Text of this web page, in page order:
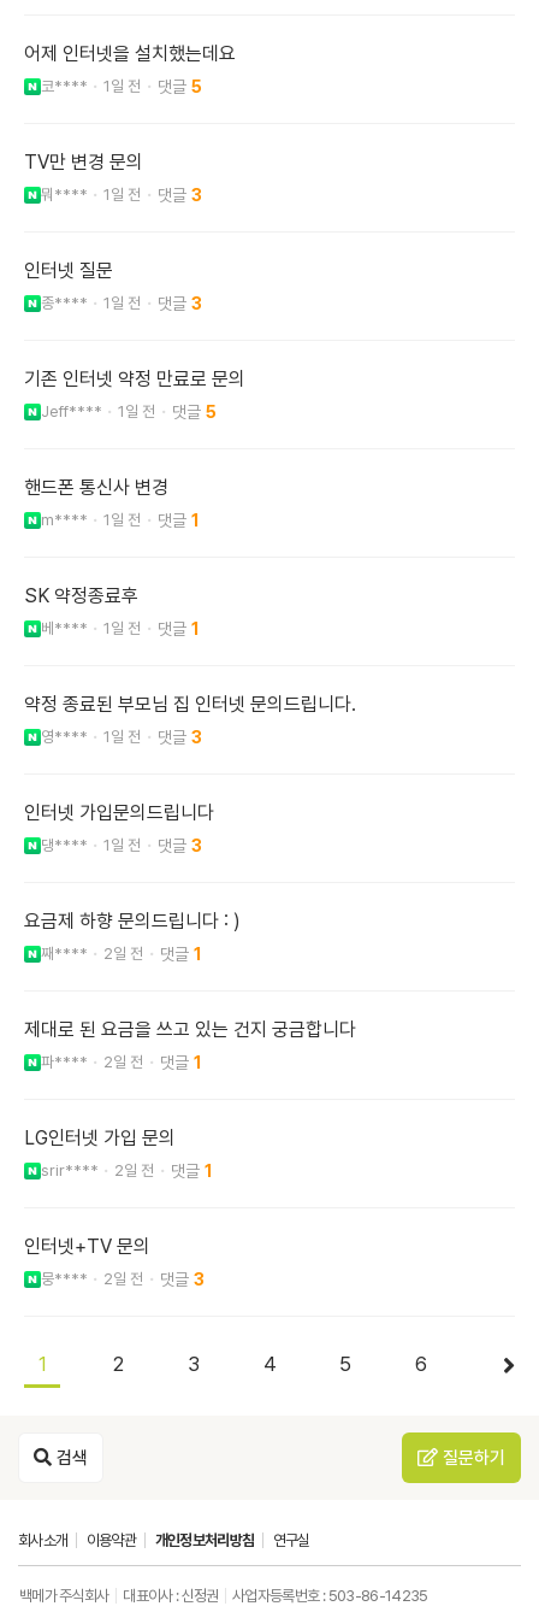
어제 인터넷을 설치했는데요
코**** 1일 전 5
TV만 변경 문의
뭐**** 1일 전 3
인터넷 질문
종**** 1일 전 3
기존 인터넷 약정 만료로 문의
Jeff**** 1일 전 5
핸드폰 통신사 변경
m**** 1일 전 1
SK 약정종료후
베**** 1일 전 1
약정 종료된 부모님 집 인터넷 문의드립니다.
영**** 1일 전 3
인터넷 가입문의드립니다
댕**** 1일 전 3
요금제 하향 문의드립니다 : )
째**** 2일 전 1
제대로 된 요금을 쓰고 있는 건지 궁금합니다
파**** 2일 전 1
LG인터넷 가입 문의
srir**** 2일 전 1
인터넷+TV 문의
뭉**** 2일 전 3
1 2 3 4 5 6
검색 질문하기
회사소개 이용약관 개인정보처리방침 연구실
백메가 주식회사 대표이사 : 신정권
사업자등록번호 : 503-86-14235